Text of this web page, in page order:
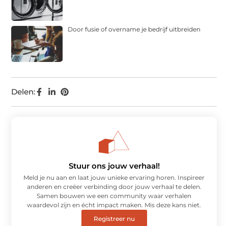
Delen:
Door fusie of overname je bedrijf uitbreiden
Stuur ons jouw verhaal!
Meld je nu aan en laat jouw unieke ervaring horen. Inspireer
anderen en creëer verbinding door jouw verhaal te delen.
Samen bouwen we een community waar verhalen
waardevol zijn en écht impact maken. Mis deze kans niet.
Registreer nu